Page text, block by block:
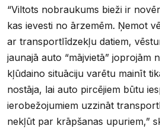
“Viltots nobraukums bieži ir
kas ievesti no ārzemēm. Ņemot
ar transportlīdzekļu datiem,
jaunajā auto “mājvietā” joprojām
kļūdaino situāciju varētu mainīt
nostāja, lai auto pircējiem būtu
ierobežojumiem uzzināt
nekļūt par krāpšanas upuriem,”